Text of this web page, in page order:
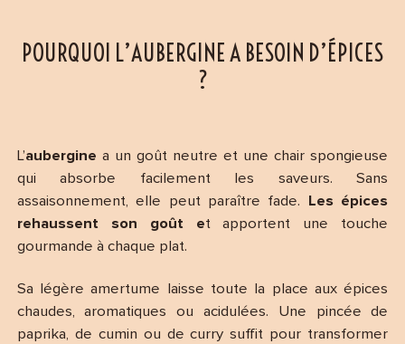
POURQUOI L’AUBERGINE A BESOIN D’ÉPICES
?
L’aubergine a un goût neutre et une chair spongieuse
qui absorbe facilement les saveurs. Sans
assaisonnement, elle peut paraître fade.
Les épices
rehaussent son goût et apportent une touche
gourmande à chaque plat.
Sa légère amertume laisse toute la place aux épices
chaudes, aromatiques ou acidulées. Une pincée de
paprika, de cumin ou de curry suffit pour transformer